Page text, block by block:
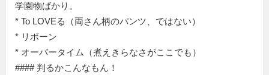
学園物ばかり。
* To LOVEる（両さん柄のパンツ、ではない）
* リボーン
* オーバータイム（煮えきらなさがここでも）
#### 判るかこんなもん！